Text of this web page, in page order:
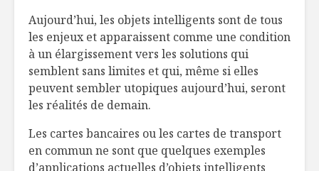
Aujourd’hui, les objets intelligents sont de tous
les enjeux et apparaissent comme une condition
à un élargissement vers les solutions qui
semblent sans limites et qui, même si elles
peuvent sembler utopiques aujourd’hui, seront
les réalités de demain.
Les cartes bancaires ou les cartes de transport
en commun ne sont que quelques exemples
d’applications actuelles d’objets intelligents